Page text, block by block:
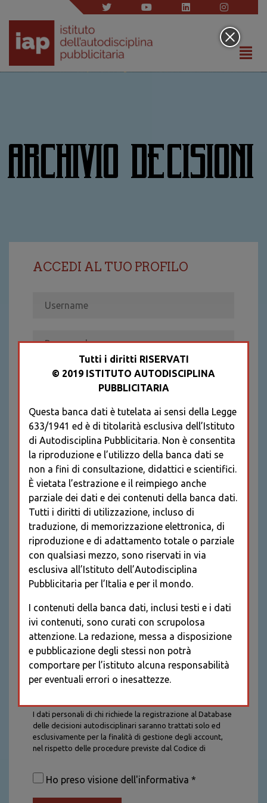
ARCHIVIO DECISIONI
ACCEDI AL TUO PROFILO
Recupera password
REGISTRATI
* I CAMPI CONTRASSEGNATI SONO
OBBLIGATORI
I dati personali di chi richiede la registrazione al Database
delle decisioni autodisciplinari saranno trattati solo ed
esclusivamente per la finalità di gestione degli account,
nel rispetto delle procedure previste dal Codice di
saranno trattati con tutte le cautele richieste dalla legge e
saranno conservati per la durata stabilita caso per caso
Ho preso visione dell'informativa *
Tutti i diritti RISERVATI
© 2019 ISTITUTO AUTODISCIPLINA
PUBBLICITARIA
Questa banca dati è tutelata ai sensi della Legge
633/1941 ed è di titolarità esclusiva dell’Istituto
di Autodisciplina Pubblicitaria. Non è consentita
la riproduzione e l’utilizzo della banca dati se
non a fini di consultazione, didattici e scientifici.
È vietata l’estrazione e il reimpiego anche
parziale dei dati e dei contenuti della banca dati.
Tutti i diritti di utilizzazione, incluso di
traduzione, di memorizzazione elettronica, di
riproduzione e di adattamento totale o parziale
con qualsiasi mezzo, sono riservati in via
esclusiva all’Istituto dell’Autodisciplina
Pubblicitaria per l’Italia e per il mondo.
I contenuti della banca dati, inclusi testi e i dati
ivi contenuti, sono curati con scrupolosa
attenzione. La redazione, messa a disposizione
e pubblicazione degli stessi non potrà
comportare per l’istituto alcuna responsabilità
per eventuali errori o inesattezze.